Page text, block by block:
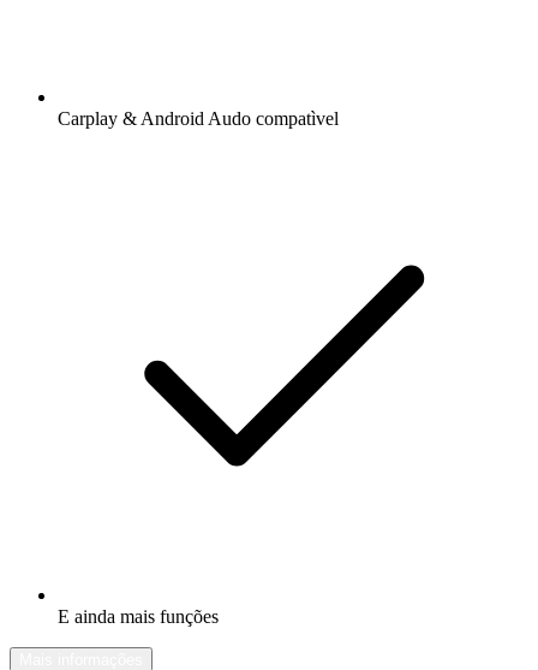
Carplay & Android Audo compatìvel
E ainda mais funções